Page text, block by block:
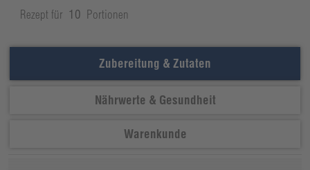
Rezept für 10 Portionen
Zubereitung & Zutaten
Nährwerte & Gesundheit
Warenkunde